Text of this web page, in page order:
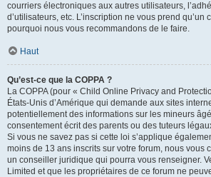
courriers électroniques aux autres utilisateurs,
d’utilisateurs, etc. L’inscription ne vous prend qu’un
pourquoi nous vous recommandons de le faire.
Haut
Qu’est-ce que la COPPA ?
La COPPA (pour « Child Online Privacy and
États-Unis d’Amérique qui demande aux sites
potentiellement des informations sur les mineurs
consentement écrit des parents ou des tuteurs
Si vous ne savez pas si cette loi s’applique
moins de 13 ans inscrits sur votre forum, nous vous
un conseiller juridique qui pourra vous renseigner.
Limited et que les propriétaires de ce forum ne